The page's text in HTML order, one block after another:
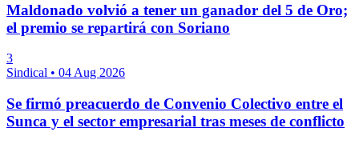
Maldonado volvió a tener un ganador del 5 de Oro;
el premio se repartirá con Soriano
3
Sindical • 04 Aug 2026
Se firmó preacuerdo de Convenio Colectivo entre el
Sunca y el sector empresarial tras meses de conflicto